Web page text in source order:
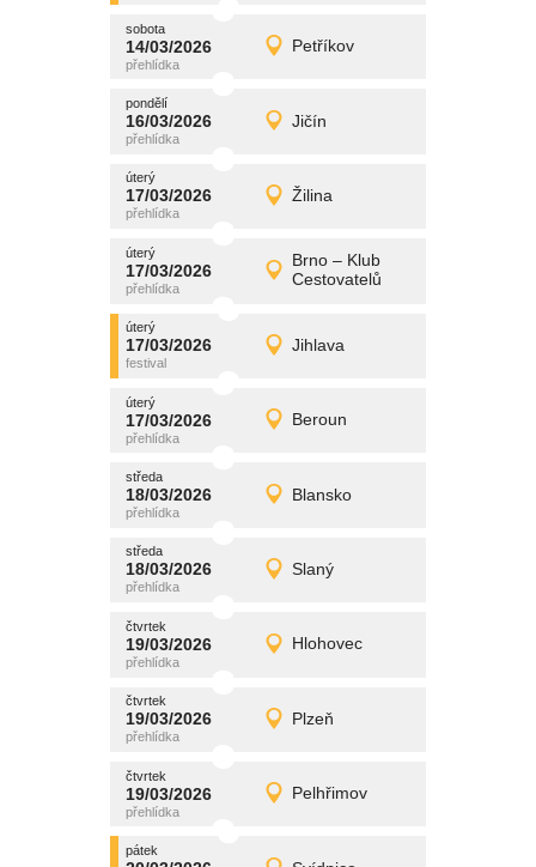
sobota
14/03/2026 Petříkov
sobota
14/03/2026 Detail
promítání
pondělí
16/03/2026 Jičín
pondělí
16/03/2026 Detail
promítání
úterý
17/03/2026 Žilina
úterý
17/03/2026 Detail
promítání
úterý
17/03/2026
Brno – Klub
Cestovatelů
úterý
17/03/2026 Detail
promítání
úterý
17/03/2026 Jihlava
úterý
17/03/2026 Detail
promítání
úterý
17/03/2026 Beroun
úterý
17/03/2026 Detail
promítání
středa
18/03/2026 Blansko
středa
18/03/2026 Detail
promítání
středa
18/03/2026 Slaný
středa
18/03/2026 Detail
promítání
čtvrtek
19/03/2026 Hlohovec
čtvrtek
19/03/2026 Detail
promítání
čtvrtek
19/03/2026 Plzeň
čtvrtek
19/03/2026 Detail
promítání
čtvrtek
19/03/2026 Pelhřimov
čtvrtek
19/03/2026 Detail
promítání
pátek promítání